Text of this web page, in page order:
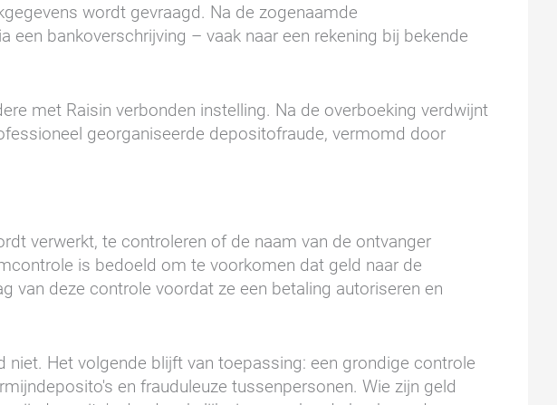
wordt gevraagd. Na de zogenaamde
bankoverschrijving – vaak naar een rekening bij bekende
met Raisin verbonden instelling. Na de overboeking verdwijnt
georganiseerde depositofraude, vermomd door
verwerkt, te controleren of de naam van de ontvanger
is bedoeld om te voorkomen dat geld naar de
van deze controle voordat ze een betaling autoriseren en
Het volgende blijft van toepassing: een grondige controle
en frauduleuze tussenpersonen. Wie zijn geld